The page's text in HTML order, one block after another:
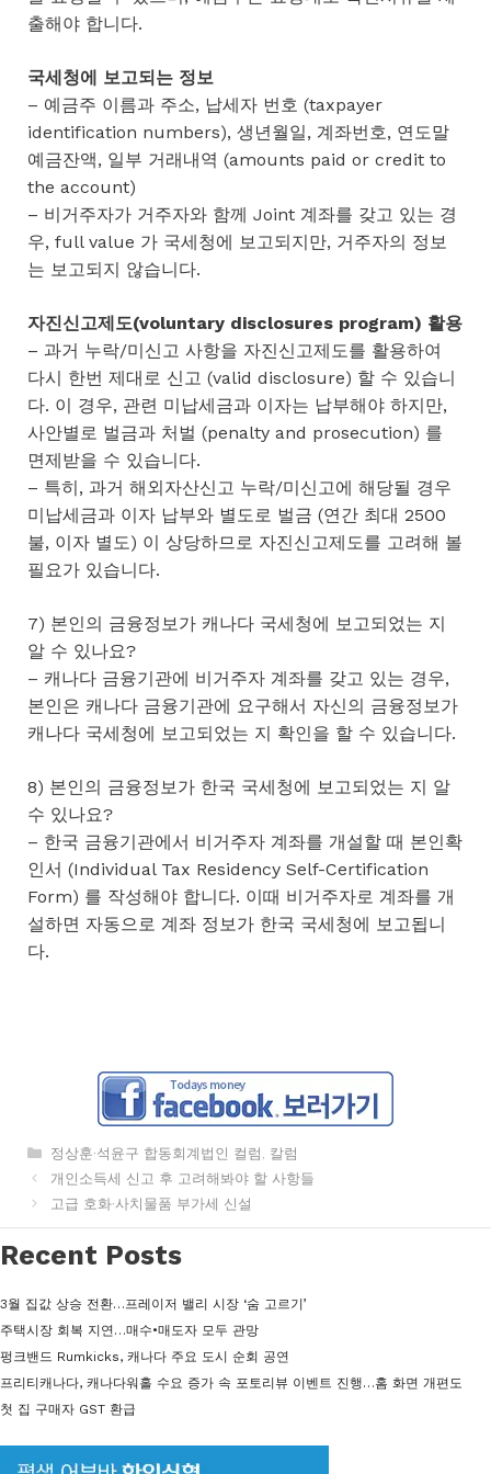
출해야 합니다.
국세청에 보고되는 정보
– 예금주 이름과 주소, 납세자 번호 (taxpayer
identification numbers), 생년월일, 계좌번호, 연도말
예금잔액, 일부 거래내역 (amounts paid or credit to
the account)
– 비거주자가 거주자와 함께 Joint 계좌를 갖고 있는 경
우, full value 가 국세청에 보고되지만, 거주자의 정보
는 보고되지 않습니다.
자진신고제도(voluntary disclosures program) 활용
– 과거 누락/미신고 사항을 자진신고제도를 활용하여
다시 한번 제대로 신고 (valid disclosure) 할 수 있습니
다. 이 경우, 관련 미납세금과 이자는 납부해야 하지만,
사안별로 벌금과 처벌 (penalty and prosecution) 를
면제받을 수 있습니다.
– 특히, 과거 해외자산신고 누락/미신고에 해당될 경우
미납세금과 이자 납부와 별도로 벌금 (연간 최대 2500
불, 이자 별도) 이 상당하므로 자진신고제도를 고려해 볼
필요가 있습니다.
7) 본인의 금융정보가 캐나다 국세청에 보고되었는 지
알 수 있나요?
– 캐나다 금융기관에 비거주자 계좌를 갖고 있는 경우,
본인은 캐나다 금융기관에 요구해서 자신의 금융정보가
캐나다 국세청에 보고되었는 지 확인을 할 수 있습니다.
8) 본인의 금융정보가 한국 국세청에 보고되었는 지 알
수 있나요?
– 한국 금융기관에서 비거주자 계좌를 개설할 때 본인확
인서 (Individual Tax Residency Self-Certification
Form) 를 작성해야 합니다. 이때 비거주자로 계좌를 개
설하면 자동으로 계좌 정보가 한국 국세청에 보고됩니
다.
카
테
고
리
정상훈·석윤구 합동회계법인 컬럼
칼럼
개인소득세 신고 후 고려해봐야 할 사항들
고급 호화·사치물품 부가세 신설
Recent Posts
3월 집값 상승 전환…프레이저 밸리 시장 ‘숨 고르기’
주택시장 회복 지연…매수•매도자 모두 관망
펑크밴드 Rumkicks, 캐나다 주요 도시 순회 공연
프리티캐나다, 캐나다워홀 수요 증가 속 포토리뷰 이벤트 진행…홈 화면 개편도
첫 집 구매자 GST 환급